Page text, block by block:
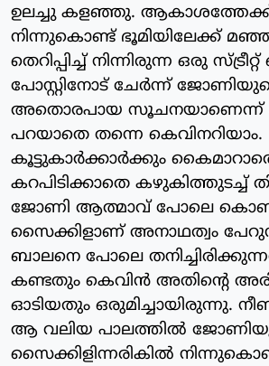
ഉലച്ചു കളഞ്ഞു.
നിന്നുകൊണ്ട് ഭൂമിയിലേക്ക്
തെറിപ്പിച്ച് നിന്നിരുന്ന ഒരു
പോസ്റ്റിനോട് ചേര്‍ന്ന്
അതൊരപായ
പറയാതെ തന്നെ കെവിനറിയാം.
കൂട്ടുകാര്‍ക്കാര്‍ക്കും
കറപിടിക്കാതെ കഴുകിത്തുടച്ച്
ജോണി ആത്മാവ് പോലെ
സൈക്കിളാണ് അനാഥത്വം
ബാലനെ പോലെ
കണ്ടതും കെവിന്‍ അതിന്റെ
ഓടിയതും ഒരുമിച്ചായിരുന്നു.
ആ വലിയ പാലത്തില്‍
സൈക്കിളിന്നരികില്‍